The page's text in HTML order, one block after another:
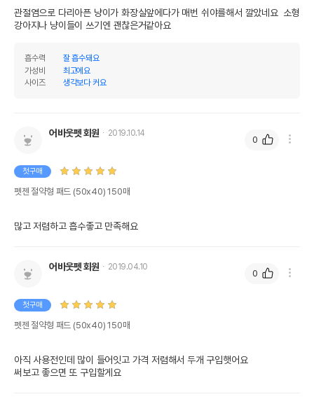
관절염으로 다리아픈 냥이가 화장실앞에다가 매번 쉬야를해서 깔았네요  소형
강아지나 냥이들이 쓰기엔 괜찮은거같아요
흡수력
잘 흡수돼요
가성비
최고에요
사이즈
생각보다 커요
어바웃펫 회원 2019.10.14
첫구매
펫젠 절약형 패드 (50x40) 150매
많고 저렴하고 흡수좋고 만족해요
0
어바웃펫 회원 2019.04.10
첫구매
펫젠 절약형 패드 (50x40) 150매
아직 사용전인데 많이 들어잇고 가격 저렴해서 두개 구입햇어요
써보고 좋으면 또 구입할게요
0